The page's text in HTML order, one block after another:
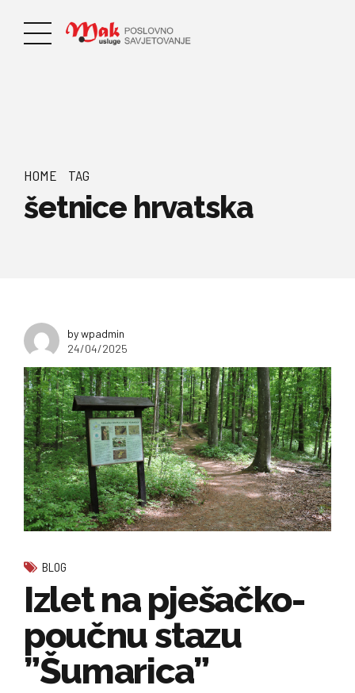
HOME TAG
šetnice hrvatska
by wpadmin
24/04/2025
BLOG
Izlet na pješačko-
poučnu stazu
”Šumarica”